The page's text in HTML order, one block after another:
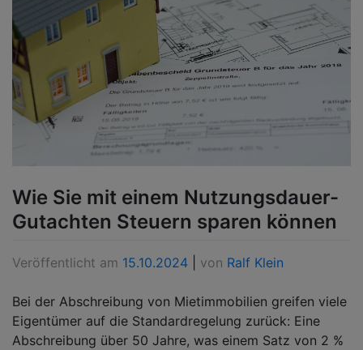
Wie Sie mit einem Nutzungsdauer-
Gutachten Steuern sparen können
Veröffentlicht am 15.10.2024 von Ralf Klein
Bei der Abschreibung von Mietimmobilien greifen viele
Eigentümer auf die Standardregelung zurück: Eine
Abschreibung über 50 Jahre, was einem Satz von 2 %